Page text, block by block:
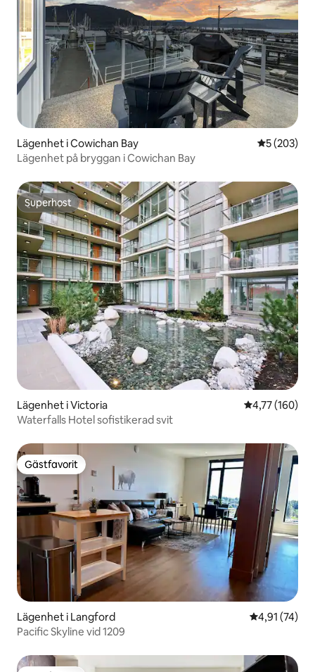
Lägenhet i Cowichan Bay 5 av 5 i
5 (203)
Lägenhet på bryggan i Cowichan Bay
Superhost
Superhost
Lägenhet i Victoria 4,77 av 5 i
4,77 (160)
Waterfalls Hotel sofistikerad svit
Gästfavorit
Gästfavorit
Lägenhet i Langford 4,91 av 5 i
4,91 (74)
Pacific Skyline vid 1209